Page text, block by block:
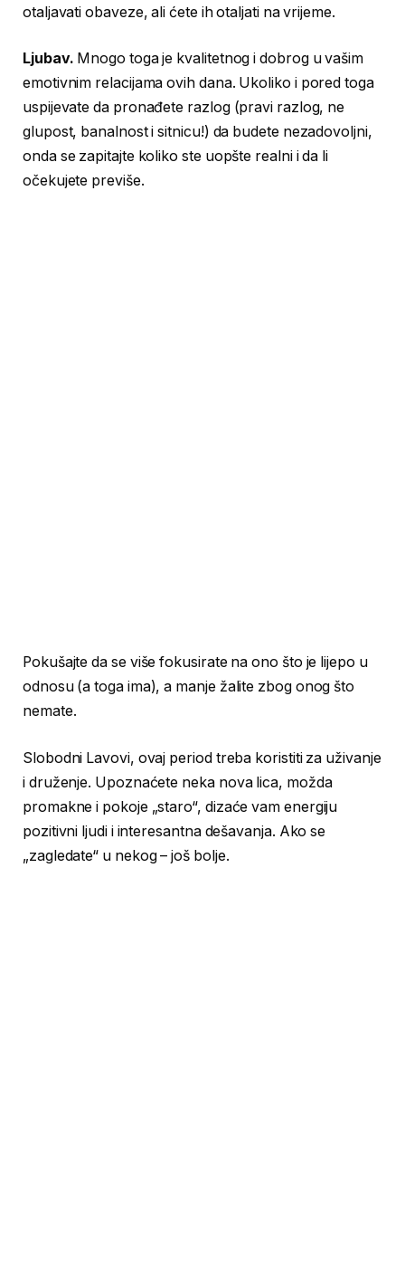
otaljavati obaveze, ali ćete ih otaljati na vrijeme.
Ljubav. Mnogo toga je kvalitetnog i dobrog u vašim
emotivnim relacijama ovih dana. Ukoliko i pored toga
uspijevate da pronađete razlog (pravi razlog, ne
glupost, banalnost i sitnicu!) da budete nezadovoljni,
onda se zapitajte koliko ste uopšte realni i da li
očekujete previše.
Pokušajte da se više fokusirate na ono što je lijepo u
odnosu (a toga ima), a manje žalite zbog onog što
nemate.
Slobodni Lavovi, ovaj period treba koristiti za uživanje
i druženje. Upoznaćete neka nova lica, možda
promakne i pokoje „staro“, dizaće vam energiju
pozitivni ljudi i interesantna dešavanja. Ako se
„zagledate“ u nekog – još bolje.